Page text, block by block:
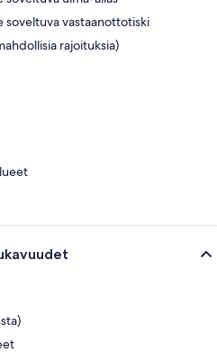
soveltuva vastaanottotiski
rajoituksia)